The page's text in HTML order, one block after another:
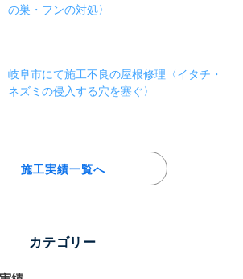
の巣・フンの対処〉
岐阜市にて施工不良の屋根修理〈イタチ・
ネズミの侵入する穴を塞ぐ〉
施工実績一覧へ
カテゴリー